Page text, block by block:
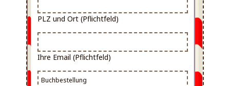
PLZ und Ort (Pflichtfeld)
Ihre Email (Pflichtfeld)